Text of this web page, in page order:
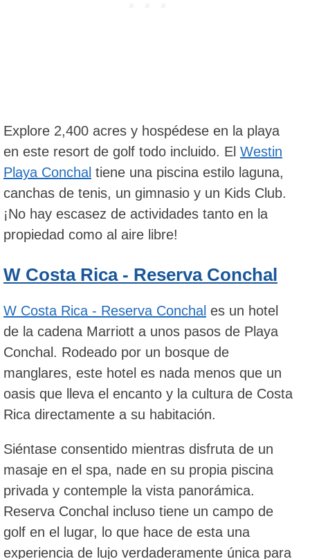
Explore 2,400 acres y hospédese en la playa
en este resort de golf todo incluido. El Westin
Playa Conchal tiene una piscina estilo laguna,
canchas de tenis, un gimnasio y un Kids Club.
¡No hay escasez de actividades tanto en la
propiedad como al aire libre!
W Costa Rica - Reserva Conchal
W Costa Rica - Reserva Conchal es un hotel
de la cadena Marriott a unos pasos de Playa
Conchal. Rodeado por un bosque de
manglares, este hotel es nada menos que un
oasis que lleva el encanto y la cultura de Costa
Rica directamente a su habitación.
Siéntase consentido mientras disfruta de un
masaje en el spa, nade en su propia piscina
privada y contemple la vista panorámica.
Reserva Conchal incluso tiene un campo de
golf en el lugar, lo que hace de esta una
experiencia de lujo verdaderamente única para